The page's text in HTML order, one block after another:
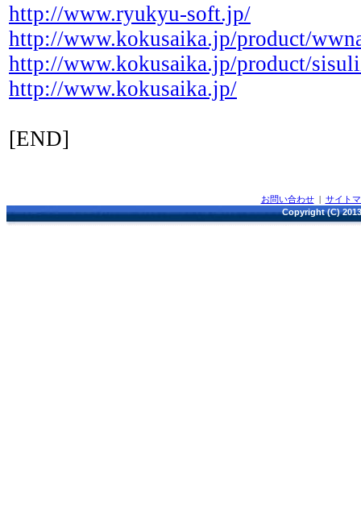
http://www.ryukyu-soft.jp/
http://www.kokusaika.jp/product/
http://www.kokusaika.jp/product/
http://www.kokusaika.jp/
[END]
お問い合わせ| サイト
Copyright (C)